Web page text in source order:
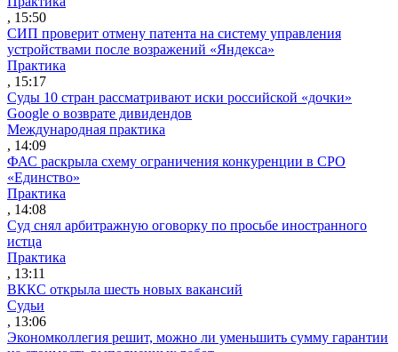
, 15:50
СИП проверит отмену патента на систему управления
устройствами после возражений «Яндекса»
Практика
, 15:17
Суды 10 стран рассматривают иски российской «дочки»
Google о возврате дивидендов
Международная практика
, 14:09
ФАС раскрыла схему ограничения конкуренции в СРО
«Единство»
Практика
, 14:08
Суд снял арбитражную оговорку по просьбе иностранного
истца
Практика
, 13:11
ВККС открыла шесть новых вакансий
Судьи
, 13:06
Экономколлегия решит, можно ли уменьшить сумму гарантии